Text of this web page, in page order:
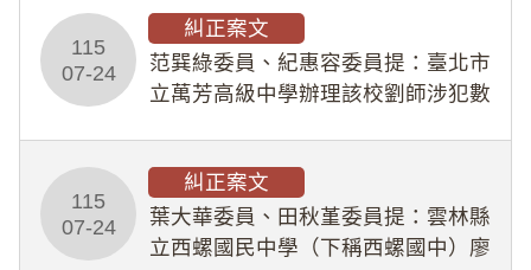
人員保障法」及「職業安全衛生法」
所定維護公務人員
115
07-24
糾正案文
范巽綠委員、紀惠容委員提：臺北市
立萬芳高級中學辦理該校劉師涉犯數
業把關與糾錯功能，不僅首份調查報
告漏未審酌師生不
115
07-24
糾正案文
葉大華委員、田秋堇委員提：雲林縣
立西螺國民中學（下稱西螺國中）廖